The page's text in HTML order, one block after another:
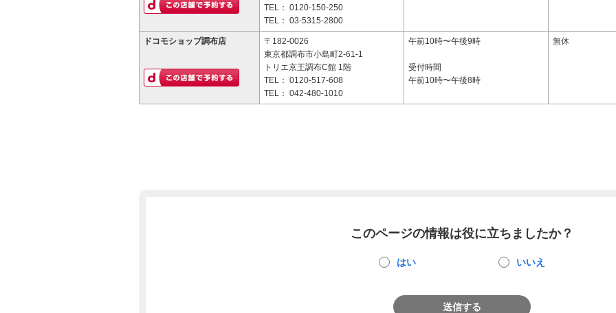
TEL： 0120-150-250
TEL： 03-5315-2800
ドコモショップ調布店
〒182-0026
東京都調布市小島町2-61-1
トリエ京王調布C館 1階
TEL： 0120-517-608
TEL： 042-480-1010
午前10時〜午後9時
受付時間
午前10時〜午後8時
無休
このページの情報は役に立ちましたか？
はい いいえ
送信する